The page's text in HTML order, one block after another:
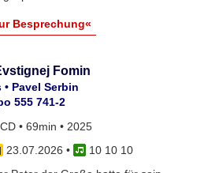
Besprechung«
Fomin
Pavel Serbin
555 741-2
• 69min • 2025
23.07.2026 •
10 10 10